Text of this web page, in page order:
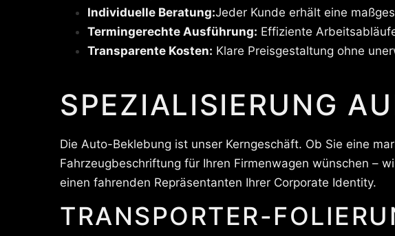
Individuelle Beratung:Jeder Kunde erhält eine
Termingerechte Ausführung: Effiziente
Transparente Kosten: Klare Preisgestaltung ohne
SPEZIALISIERUNG
Die Auto-Beklebung ist unser Kerngeschäft. Ob Sie eine
Fahrzeugbeschriftung für Ihren Firmenwagen wünschen –
einen fahrenden Repräsentanten Ihrer Corporate Identity.
TRANSPORTER-